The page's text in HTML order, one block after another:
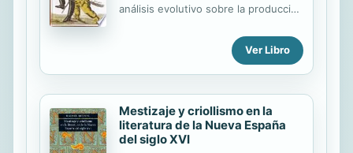
análisis evolutivo sobre la producción
Francesa en España a lo largo de
tres períodos 17891799, 18081814 y
18231833.
Ver Libro
Mestizaje y criollismo en la
literatura de la Nueva España
del siglo XVI